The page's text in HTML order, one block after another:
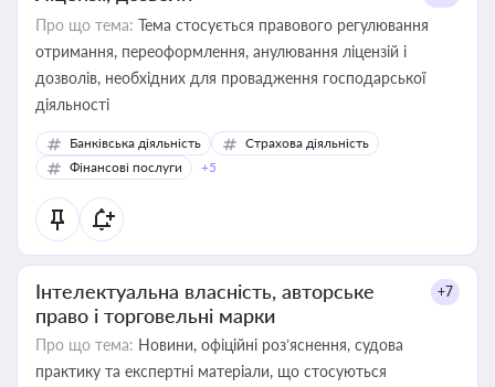
Про що тема: Тема стосується правового регулювання
отримання, переоформлення, анулювання ліцензій і
дозволів, необхідних для провадження господарської
діяльності
Банківська діяльність
Страхова діяльність
Фінансові послуги
+5
Інтелектуальна власність, авторське
право і торговельні марки
+7
Про що тема: Новини, офіційні роз’яснення, судова
практику та експертні матеріали, що стосуються